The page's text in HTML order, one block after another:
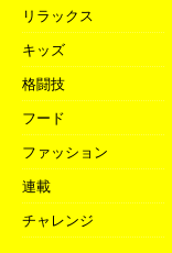
リラックス
キッズ
格闘技
フード
ファッション
連載
チャレンジ